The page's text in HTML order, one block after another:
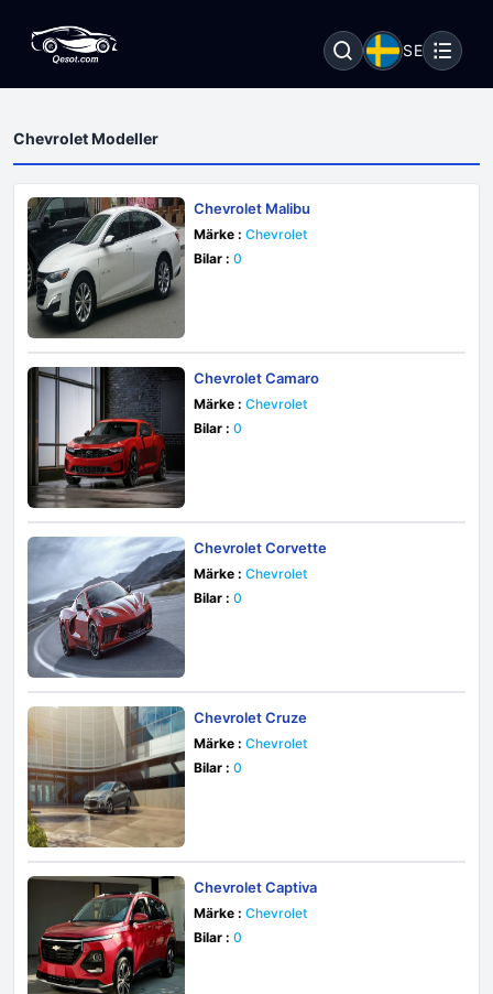
SE
Chevrolet Modeller
Chevrolet Malibu
Märke : Chevrolet
Bilar : 0
Chevrolet Camaro
Märke : Chevrolet
Bilar : 0
Chevrolet Corvette
Märke : Chevrolet
Bilar : 0
Chevrolet Cruze
Märke : Chevrolet
Bilar : 0
Chevrolet Captiva
Märke : Chevrolet
Bilar : 0